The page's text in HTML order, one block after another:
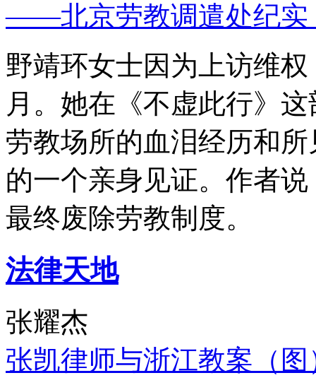
——北京劳教调遣处纪实
野靖环女士因为上访维
月。她在《不虚此行》
劳教场所的血泪经历和
的一个亲身见证。作者
最终废除劳教制度。
法律天地
张耀杰
张凯律师与浙江教案（图